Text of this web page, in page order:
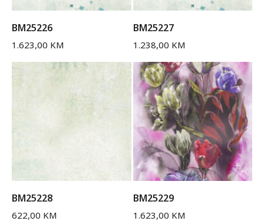
BM25226
1.623,00 KM
BM25227
1.238,00 KM
BM25228
622,00 KM
BM25229
1.623,00 KM